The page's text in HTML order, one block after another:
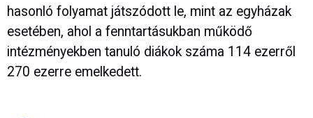
hasonló folyamat játszódott le, mint az egyházak
esetében, ahol a fenntartásukban működő
intézményekben tanuló diákok száma 114 ezerről
270 ezerre emelkedett.